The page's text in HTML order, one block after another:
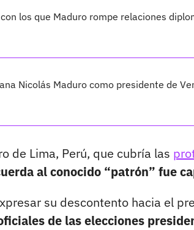
los que Maduro rompe relaciones
Nicolás Maduro como presidente de
de Lima, Perú, que cubría las
al conocido “patrón” fue
su descontento hacia el
de las elecciones